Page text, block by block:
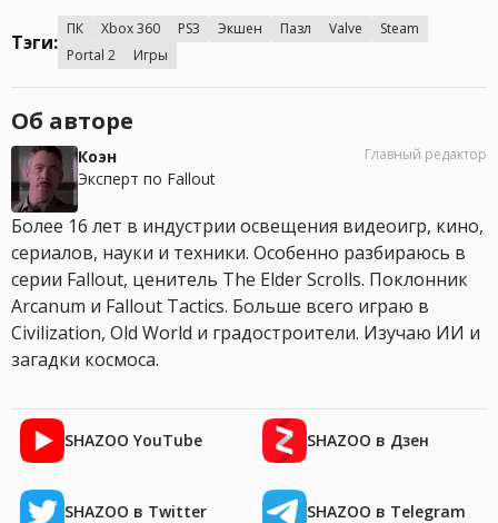
Тэги:
ПК Xbox 360 PS3 Экшен Пазл Valve
Steam
Portal 2
Игры
Об авторе
Коэн
Эксперт по Fallout
Главный редактор
Более 16 лет в индустрии освещения видеоигр, кино,
сериалов, науки и техники. Особенно разбираюсь в
серии Fallout, ценитель The Elder Scrolls. Поклонник
Arcanum и Fallout Tactics. Больше всего играю в
Civilization, Old World и градостроители. Изучаю ИИ и
загадки космоса.
SHAZOO YouTube SHAZOO в Дзен
SHAZOO в Twitter SHAZOO в Telegram